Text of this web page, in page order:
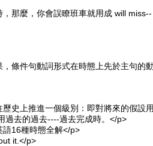
那麼，你會誤瞭班車就用成 will miss--
條件句動詞形式在時態上先於主句的
史上推進一個級別：即對將來的假設
過去的過去----過去完成時。</p>
16種時態全解</p>
it.</p>